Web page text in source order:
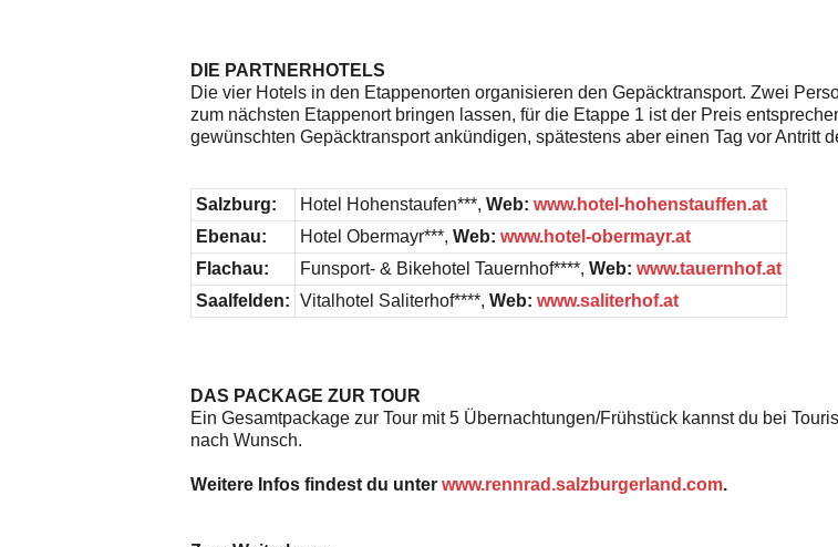
DIE PARTNERHOTELS
Die vier Hotels in den Etappenorten organisieren den Gepäcktransport. Zwei
zum nächsten Etappenort bringen lassen, für die Etappe 1 ist der Preis
gewünschten Gepäcktransport ankündigen, spätestens aber einen Tag vor Antritt
Salzburg: Hotel Hohenstaufen***, Web: www.hotel-hohenstauffen.at
Ebenau:
Hotel Obermayr***, Web: www.hotel-obermayr.at
Flachau:
Funsport- & Bikehotel Tauernhof****, Web: www.tauernhof.at
Saalfelden: Vitalhotel Saliterhof****, Web: www.saliterhof.at
DAS PACKAGE ZUR TOUR
Ein Gesamtpackage zur Tour mit 5 Übernachtungen/Frühstück kannst du bei
nach Wunsch.
Weitere Infos findest du unter www.rennrad.salzburgerland.com.